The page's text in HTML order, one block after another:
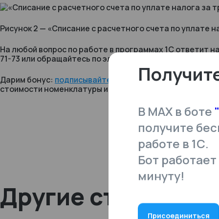
Рисунок 2 — «Списание с расчетного счета по уплате
На любой вопрос по работе в программах 1С ответит
71-73 или обращайтесь по электронной почте
Дарим бонус: подписывайтесь на наш Телеграм-канал
стоимости номенклатуры и возможности ее отмены в
Другие статьи
В MAX в боте
получите
работе в 1С.
Бот
минуту!
Присоединиться